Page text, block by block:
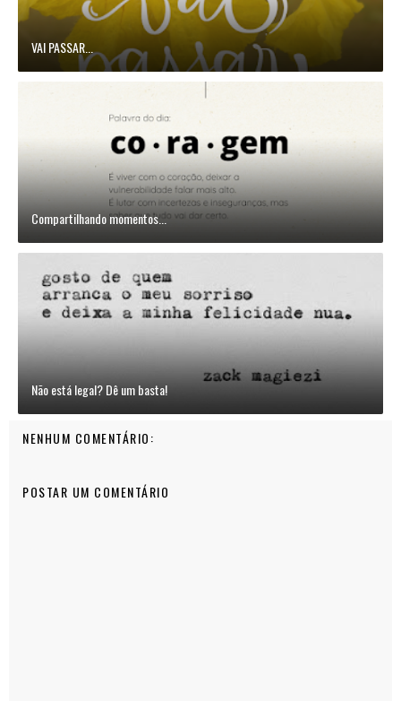
VAI PASSAR...
Compartilhando momentos...
Não está legal? Dê um basta!
NENHUM COMENTÁRIO:
POSTAR UM COMENTÁRIO